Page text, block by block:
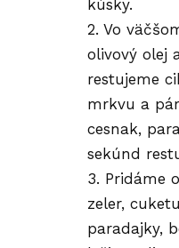
kúsky.
2. Vo
olivový olej
restujeme
mrkvu a
cesnak,
sekúnd
3. Pridáme
zeler,
paradajky,